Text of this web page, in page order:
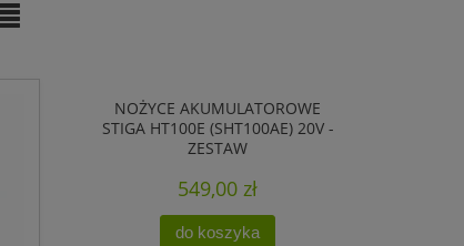
NOŻYCE AKUMULATOROWE
STIGA HT100E (SHT100AE) 20V -
ZESTAW
549,00 zł
do koszyka